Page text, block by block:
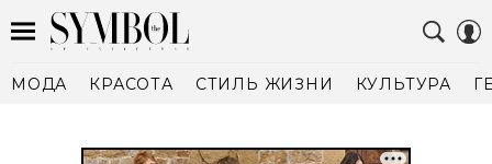
МОДА КРАСОТА СТИЛЬ ЖИЗНИ КУЛЬТУРА